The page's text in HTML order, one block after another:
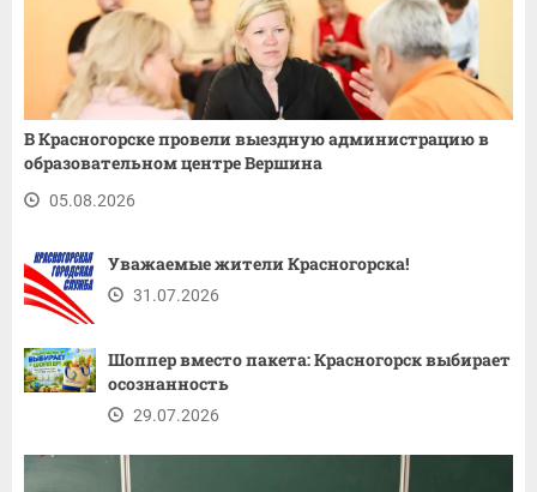
В Красногорске провели выездную администрацию в
образовательном центре Вершина
05.08.2026
Уважаемые жители Красногорска!
31.07.2026
Шоппер вместо пакета: Красногорск выбирает
осознанность
29.07.2026